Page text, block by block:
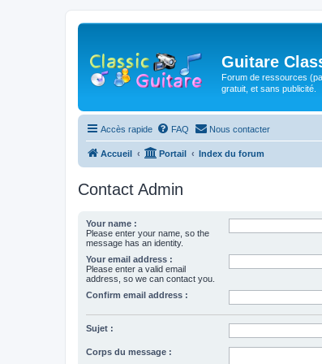
Guitare
Forum de ressources
gratuit, et sans publicité.
Accès rapide FAQ Nous contacter
Accueil Portail Index du forum
Contact Admin
Your name :
Please enter your name, so the
message has an identity.
Your email address :
Please enter a valid email
address, so we can contact you.
Confirm email address :
Sujet :
Corps du message :